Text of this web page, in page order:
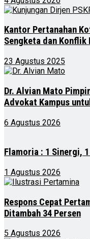
Kantor Pertanahan
Sengketa dan Konflik
23 Agustus 2025
Dr. Alvian Mato
Advokat Kampus
6 Agustus 2026
Flamoria : 1 Sinergi,
1 Agustus 2026
Respons Cepat
Ditambah 34 Persen
5 Agustus 2026